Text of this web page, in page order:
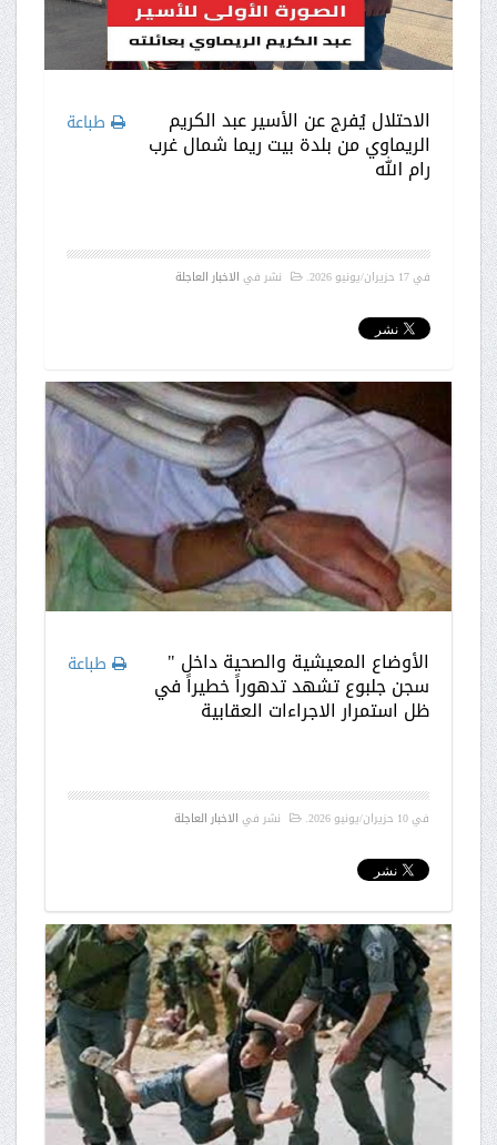
طباعة الاحتلال يُفرج عن الأسير عبد الكريم
الريماوي من بلدة بيت ريما شمال غرب
رام الله
في17 حزيران/يونيو 2026 . نشر في الاخبار العاجلة
طباعة الأوضاع المعيشية والصحية داخل "
سجن جلبوع تشهد تدهوراً خطيراً في
ظل استمرار الاجراءات العقابية
في10 حزيران/يونيو 2026 . نشر في الاخبار العاجلة